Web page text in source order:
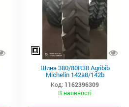
Шина 380/80R38 Agribib
Michelin 142a8/142b
Код: 1162396309
В наявності